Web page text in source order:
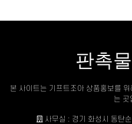
판촉
본 사이트는 기프트조아 상품홍보를
는 곳
사무실 : 경기 화성시 동탄